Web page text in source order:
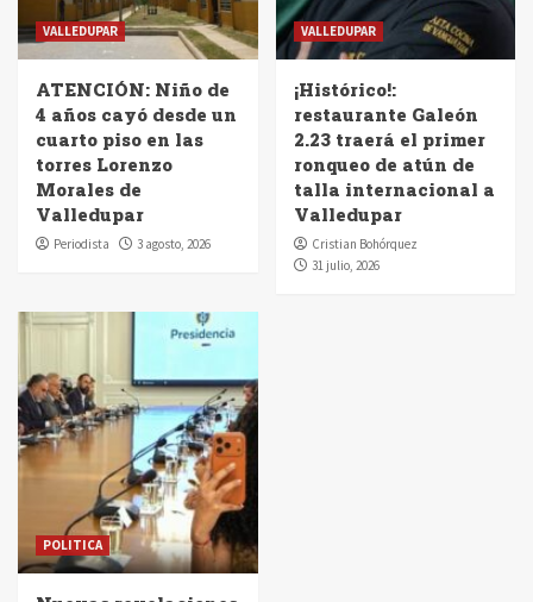
VALLEDUPAR
ATENCIÓN: Niño de
4 años cayó desde un
cuarto piso en las
torres Lorenzo
Morales de
Valledupar
Periodista 3 agosto, 2026
VALLEDUPAR
¡Histórico!:
restaurante Galeón
2.23 traerá el primer
ronqueo de atún de
talla internacional a
Valledupar
Cristian Bohórquez
31 julio, 2026
POLITICA